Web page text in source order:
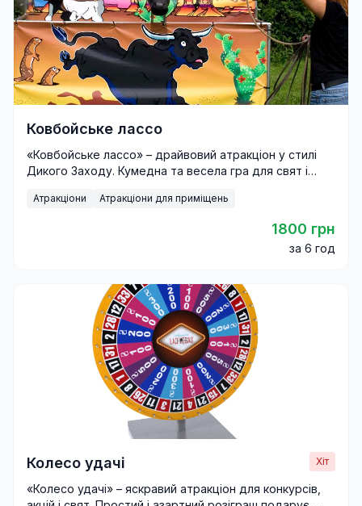
Ковбойське лассо
«Ковбойське лассо» – драйвовий атракціон у стилі
Дикого Заходу. Кумедна та весела гра для свят і
Атракціони Атракціони для приміщень
1800 грн
за 6 год
Колесо удачі Хіт
«Колесо удачі» – яскравий атракціон для конкурсів,